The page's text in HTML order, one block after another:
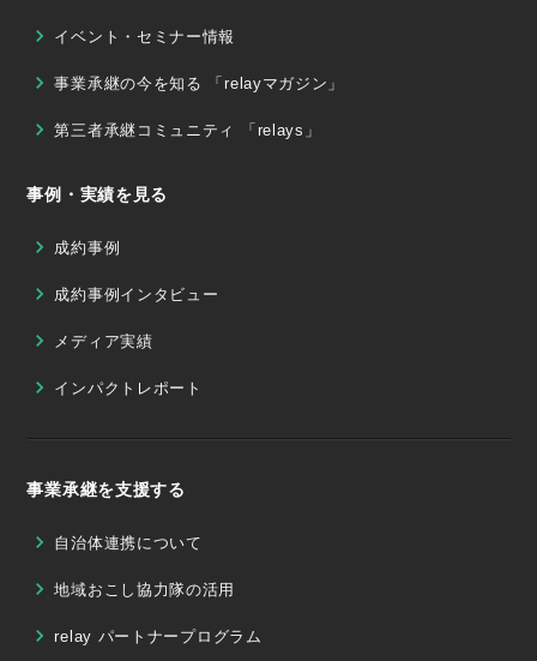
イベント・セミナー情報
事業承継の今を知る 「relayマガジン」
第三者承継コミュニティ 「relays」
事例・実績を見る
成約事例
成約事例インタビュー
メディア実績
インパクトレポート
事業承継を支援する
自治体連携について
地域おこし協力隊の活用
relay パートナープログラム